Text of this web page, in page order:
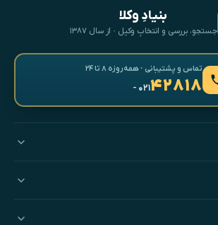
بنیادِ وکلا
جستجو، بررسی و انتخابِ وکیل · از سال ۱۳۸۷
تماس و پشتیبانی · همه‌روزه ۸ تا ۲۴
۴۲۸۱۸- ۰۲۱